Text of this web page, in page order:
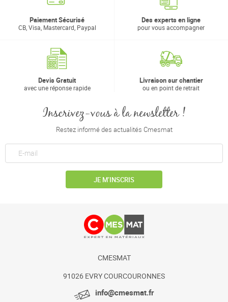
Paiement Sécurisé
CB, Visa, Mastercard, Paypal
Des experts en ligne
pour vous accompagner
Devis Gratuit
avec une réponse rapide
Livraison sur chantier
ou en point de retrait
Inscrivez-vous à la newsletter !
Restez informé des actualités Cmesmat
JE M’INSCRIS
CMESMAT
91026 EVRY COURCOURONNES
info@cmesmat.fr